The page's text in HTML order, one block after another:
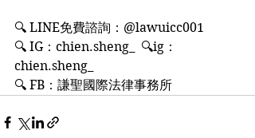
🔍 LINE免費諮詢：@lawuicc001
🔍 IG：chien.sheng_  🔍ig：
chien.sheng_
🔍 FB：謙聖國際法律事務所